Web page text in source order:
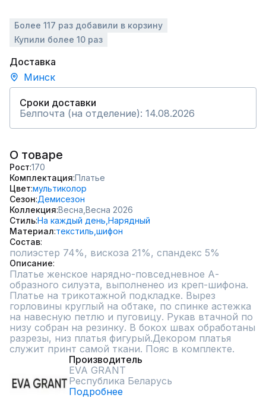
Более 117 раз добавили в корзину
Купили более 10 раз
Доставка
Минск
Сроки доставки
Белпочта (на отделение): 14.08.2026
О товаре
Рост 170
Комплектация Платье
Цвет мультиколор
Сезон Демисезон
Коллекция Весна, Весна 2026
СтильНа каждый день, Нарядный
Материал текстиль, шифон
Состав
полиэстер 74%, вискоза 21%, спандекс 5%
Описание
Платье женское нарядно-повседневное А-
образного силуэта, выполненео из креп-шифона.
Платье на трикотажной подкладке. Вырез
горловины круглый на обтаке, по спинке астежка
на навесную петлю и пуговицу. Рукав втачной по
низу собран на резинку. В бокох швах обработаны
разрезы, низ платья фигурый.Декором платья
служит принт самой ткани. Пояс в комплекте.
Производитель
EVA GRANT
Республика Беларусь
Подробнее